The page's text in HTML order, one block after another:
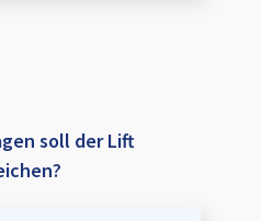
soll der Lift